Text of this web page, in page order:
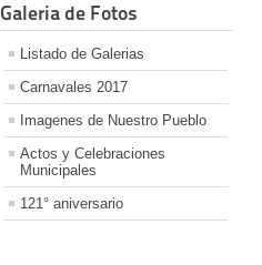
Galeria de Fotos
Listado de Galerias
Carnavales 2017
Imagenes de Nuestro Pueblo
Actos y Celebraciones
Municipales
121° aniversario